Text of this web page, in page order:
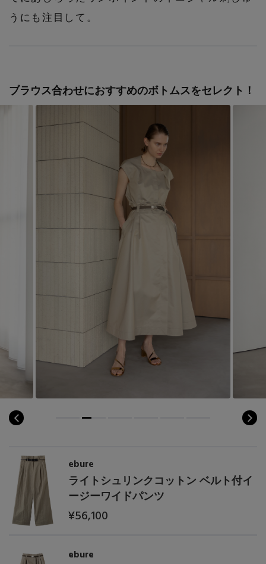
うにも注目して。
ブラウス合わせにおすすめのボトムスをセレクト！
ebure
ライトシュリンクコットン ベルト付イ
ージーワイドパンツ
¥56,100
ebure